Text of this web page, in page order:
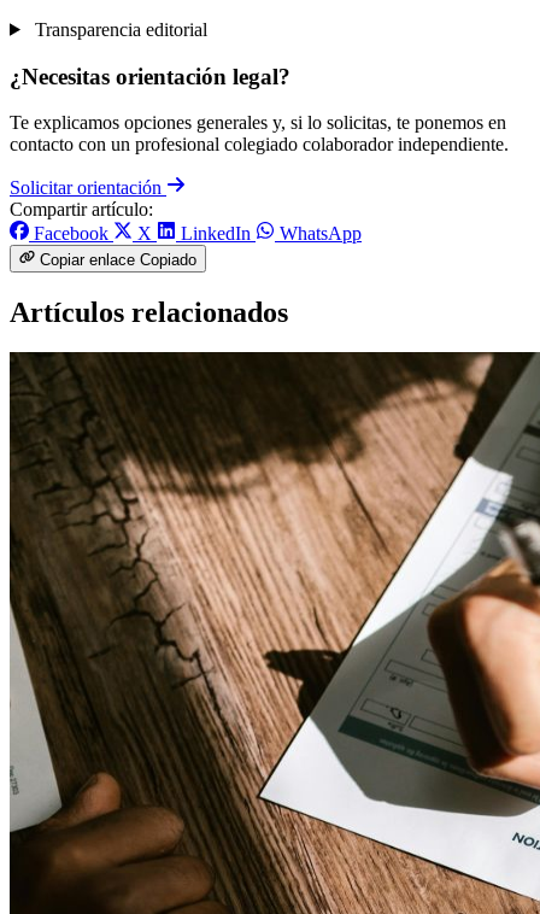
Transparencia editorial
¿Necesitas orientación legal?
Te explicamos opciones generales y, si lo solicitas, te ponemos en
contacto con un profesional colegiado colaborador independiente.
Solicitar orientación
Compartir artículo:
Facebook
X LinkedIn WhatsApp
Copiar enlace Copiado
Artículos relacionados